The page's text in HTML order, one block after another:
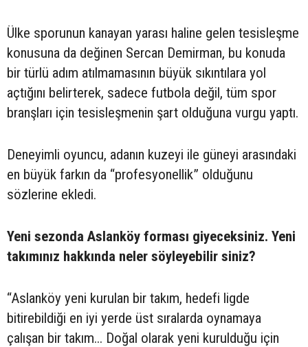
Ülke sporunun kanayan yarası haline gelen tesisleşme
konusuna da değinen Sercan Demirman, bu konuda
bir türlü adım atılmamasının büyük sıkıntılara yol
açtığını belirterek, sadece futbola değil, tüm spor
branşları için tesisleşmenin şart olduğuna vurgu yaptı.
Deneyimli oyuncu, adanın kuzeyi ile güneyi arasındaki
en büyük farkın da “profesyonellik” olduğunu
sözlerine ekledi.
Yeni sezonda Aslanköy forması giyeceksiniz. Yeni
takımınız hakkında neler söyleyebilir siniz?
“Aslanköy yeni kurulan bir takım, hedefi ligde
bitirebildiği en iyi yerde üst sıralarda oynamaya
çalışan bir takım... Doğal olarak yeni kurulduğu için